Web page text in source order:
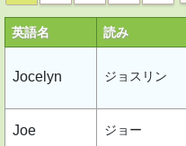
英語名 読み
Jocelyn ジョスリン
Joe ジョー